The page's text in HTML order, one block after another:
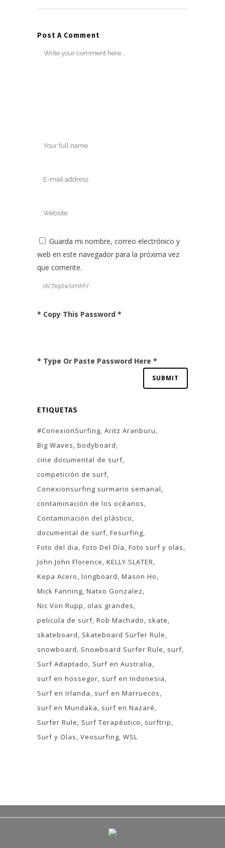
Post A Comment
Guarda mi nombre, correo electrónico y
web en este navegador para la próxima vez
que comente.
* Copy This Password *
* Type Or Paste Password Here *
ETIQUETAS
#ConexionSurfing Aritz Aranburu
Big Waves bodyboard
cine documental de surf
competición de surf
Conexionsurfing surmario semanal
contaminación de los océanos
Contaminación del plástico
documental de surf Fesurfing
Foto del dia Foto Del Día Foto surf y olas
John John Florence KELLY SLATER
Kepa Acero longboard Mason Ho
Mick Fanning Natxo Gonzalez
Nic Von Rupp
olas grandes
pelicula de surf Rob Machado
skate
skateboard
Skateboard Surfer Rule
snowboard
Snowboard Surfer Rule
surf
Surf Adaptado
Surf en Australia
surf en hossegor surf en Indonesia
Surf en Irlanda
surf en Marruecos
surf en Mundaka
surf en Nazaré
Surfer Rule
Surf Terapéutico
surftrip
Surf y Olas Veosurfing WSL